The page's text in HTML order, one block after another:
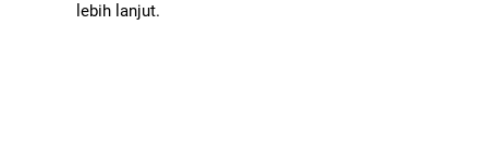
lebih lanjut.